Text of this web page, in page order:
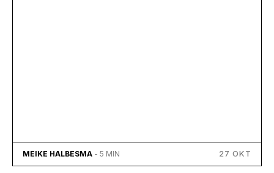
MEIKE HALBESMA - 5 MIN 27 OKT